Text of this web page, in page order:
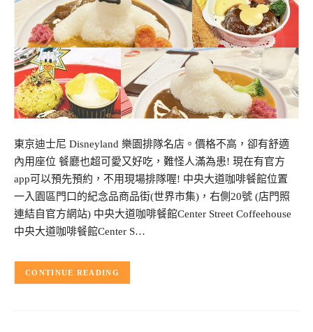
東京迪士尼 Disneyland 樂園排隊名店。價格不高，卻有舒適
內用座位 餐廳也超可愛又好吃，難怪人滿為患! 現在有官方
app可以預先預約，不用現場排隊喔! 中央大道咖啡餐館位置
一入園區門口的紀念品商品街(世界市集)，右側20號 (店門照
連結自官方網站) 中央大道咖啡餐館Center Street Coffeehouse
中央大道咖啡餐館Center S…
CONTINUE READING